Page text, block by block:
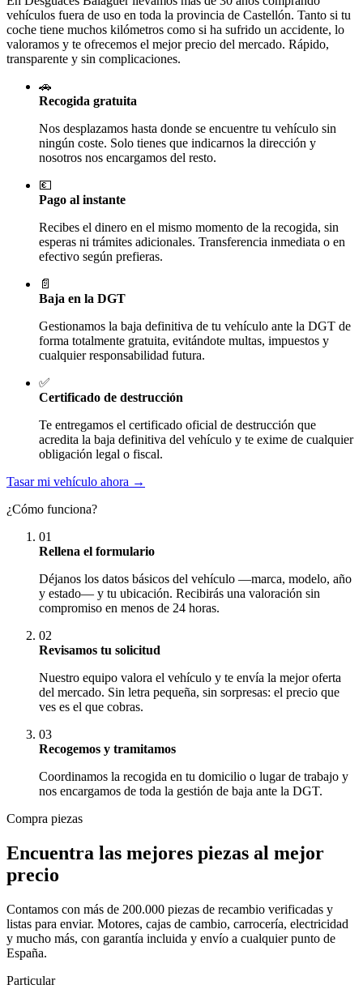
vehículos fuera de uso en toda la provincia de Castellón. Tanto si tu
coche tiene muchos kilómetros como si ha sufrido un accidente, lo
valoramos y te ofrecemos el mejor precio del mercado. Rápido,
transparente y sin complicaciones.
🚗
Recogida gratuita
Nos desplazamos hasta donde se encuentre tu vehículo sin
ningún coste. Solo tienes que indicarnos la dirección y
nosotros nos encargamos del resto.
💶
Pago al instante
Recibes el dinero en el mismo momento de la recogida, sin
esperas ni trámites adicionales. Transferencia inmediata o en
efectivo según prefieras.
📄
Baja en la DGT
Gestionamos la baja definitiva de tu vehículo ante la DGT de
forma totalmente gratuita, evitándote multas, impuestos y
cualquier responsabilidad futura.
✅
Certificado de destrucción
Te entregamos el certificado oficial de destrucción que
acredita la baja definitiva del vehículo y te exime de cualquier
obligación legal o fiscal.
Tasar mi vehículo ahora →
¿Cómo funciona?
01
Rellena el formulario
Déjanos los datos básicos del vehículo —marca, modelo, año
y estado— y tu ubicación. Recibirás una valoración sin
compromiso en menos de 24 horas.
02
Revisamos tu solicitud
Nuestro equipo valora el vehículo y te envía la mejor oferta
del mercado. Sin letra pequeña, sin sorpresas: el precio que
ves es el que cobras.
03
Recogemos y tramitamos
Coordinamos la recogida en tu domicilio o lugar de trabajo y
nos encargamos de toda la gestión de baja ante la DGT.
Compra piezas
Encuentra las mejores piezas al mejor
precio
Contamos con más de 200.000 piezas de recambio verificadas y
listas para enviar. Motores, cajas de cambio, carrocería, electricidad
y mucho más, con garantía incluida y envío a cualquier punto de
España.
Particular